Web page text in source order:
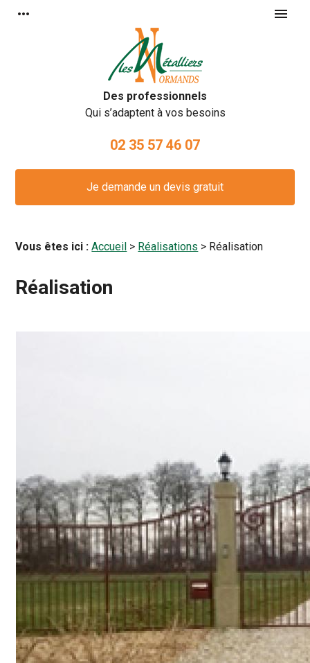
more_horiz menu
Des professionnels
Qui s’adaptent à vos besoins
02 35 57 46 07
Je demande un devis gratuit
Vous êtes ici :Accueil > Réalisations > Réalisation
Réalisation